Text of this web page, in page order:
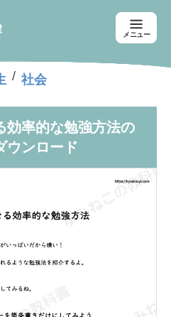
メニュー
/ 社会
効率的な勉強方法の
ウンロード